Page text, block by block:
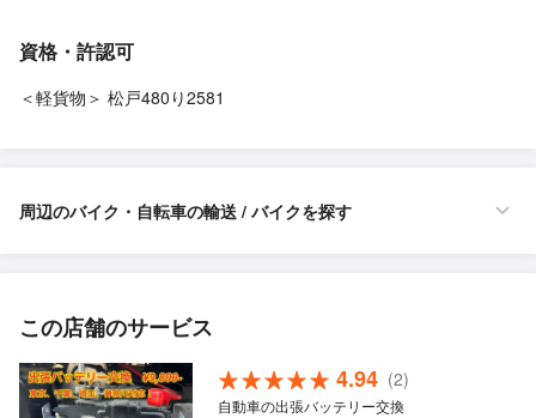
資格・許認可
＜軽貨物＞ 松戸480り2581
周辺のバイク・自転車の輸送 / バイクを探す
この店舗のサービス
4.94 (2)
自動車の出張バッテリー交換